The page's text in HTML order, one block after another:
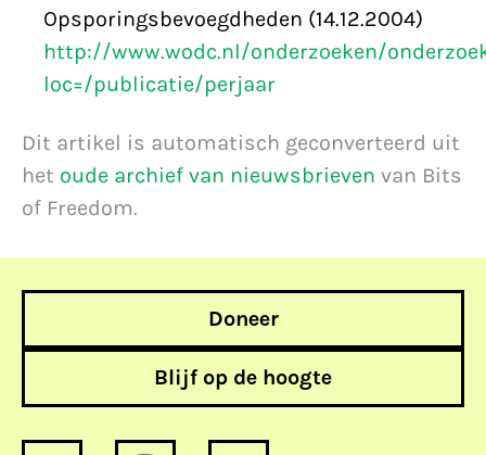
Opsporingsbevoegdheden (14.12.2004)
http://www.wodc.nl/onderzoeken/
loc=/publicatie/perjaar
Dit artikel is automatisch geconverteerd uit
het oude archief van nieuwsbrieven van Bits
of Freedom.
Doneer
Blijf op de hoogte